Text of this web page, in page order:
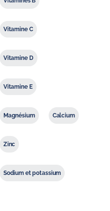
Vitamine C
Vitamine D
Vitamine E
Magnésium Calcium
Zinc
Sodium et potassium